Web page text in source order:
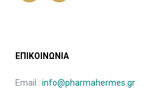
ΕΠΙΚΟΙΝΩΝΙΑ
Email : info@pharmahermes.gr